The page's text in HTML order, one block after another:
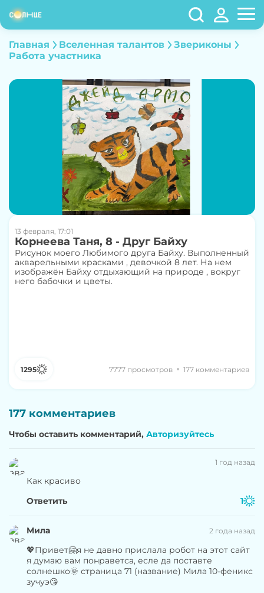
Главная Вселенная талантов
Звериконы
Работа участника
13 февраля, 17:01
Корнеева Таня, 8 - Друг Байху
Рисунок моего Любимого друга Байху. Выполненный
акварельными красками , девочкой 8 лет. На нем
изображён Байху отдыхающий на природе , вокруг
него бабочки и цветы.
1295 7777 просмотров 177 комментариев
177 комментариев
Чтобы оставить комментарий, Авторизуйтесь
1 год назад
Как красиво
Ответить
1
Мила 2 года назад
💖Привет🤗я не давно прислала робот на этот сайт
я думаю вам понраветса, есле да поставте
солнешко🌞 страница 71 (название) Мила 10-феникс
зучуэ😘